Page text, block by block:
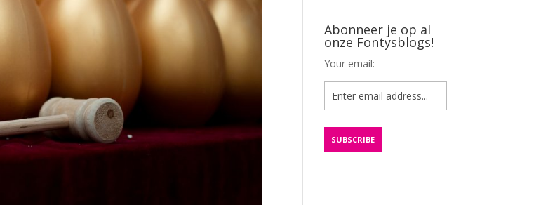
Abonneer je op al
onze Fontysblogs!
Your email: